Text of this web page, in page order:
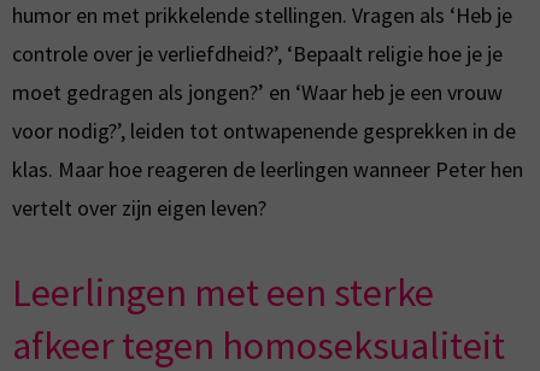
humor en met prikkelende stellingen. Vragen als ‘Heb je
controle over je verliefdheid?’, ‘Bepaalt religie hoe je je
moet gedragen als jongen?’ en ‘Waar heb je een vrouw
voor nodig?’, leiden tot ontwapenende gesprekken in de
klas. Maar hoe reageren de leerlingen wanneer Peter hen
vertelt over zijn eigen leven?
Leerlingen met een sterke
afkeer tegen homoseksualiteit